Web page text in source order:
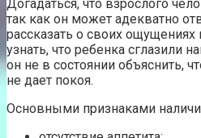
Догадаться, что взрослого
так как он может адекватно
рассказать о своих
узнать, что ребенка сглазили
он не в состоянии объяснить,
не дает покоя.
Основными признаками